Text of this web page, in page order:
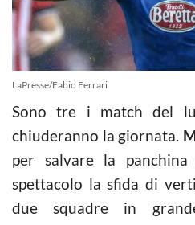
LaPresse/Fabio Ferrari
Sono tre i match del
chiuderanno la giornata.
per salvare la
spettacolo la sfida di
due squadre in